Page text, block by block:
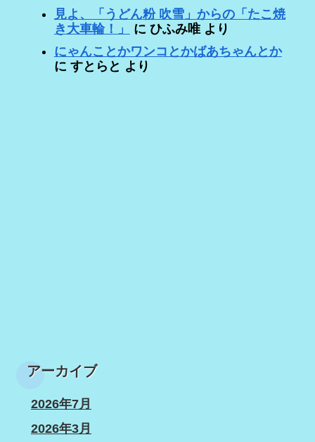
見よ、「うどん粉 吹雪」からの「たこ焼
き大車輪！」
に ひふみ唯より
にゃんことかワンコとかばあちゃんとか
に すとらと より
アーカイブ
2026年7月
2026年3月